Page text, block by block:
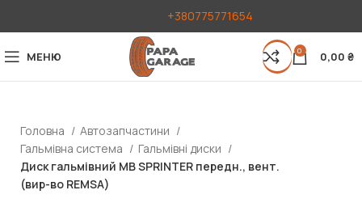
+380775771654
МЕНЮ 0 0,00 ₴
Головна
Автозапчастини
Гальмівна система
Гальмівні диски
Диск гальмівний MB SPRINTER передн., вент.
(вир-во REMSA)